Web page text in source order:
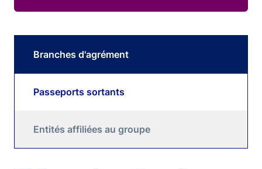
Branches d'agrément
Passeports sortants
Entités affiliées au groupe